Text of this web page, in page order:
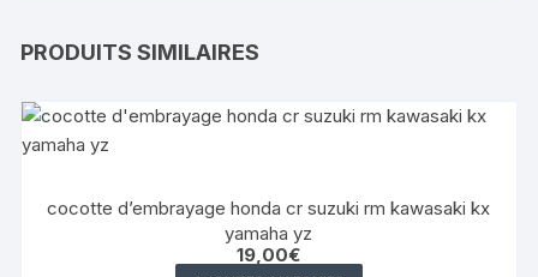
PRODUITS SIMILAIRES
cocotte d’embrayage honda cr suzuki rm kawasaki kx
yamaha yz
19,00€